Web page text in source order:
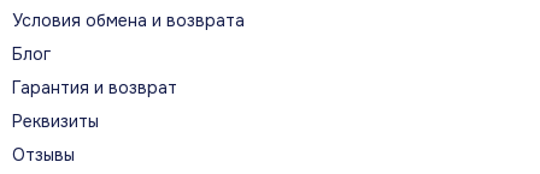
Условия обмена и возврата
Блог
Гарантия и возврат
Реквизиты
Отзывы